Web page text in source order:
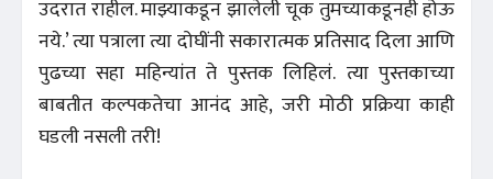
उदरात राहील. माझ्याकडून झालेली चूक तुमच्याकडूनही होऊ
नये.’ त्या पत्राला त्या दोघींनी सकारात्मक प्रतिसाद दिला आणि
पुढच्या सहा महिन्यांत ते पुस्तक लिहिलं. त्या पुस्तकाच्या
बाबतीत कल्पकतेचा आनंद आहे, जरी मोठी प्रक्रिया काही
घडली नसली तरी!